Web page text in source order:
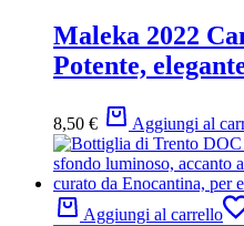
Maleka 2022
Potente,
8,50 € Aggiungi al
Aggiungi al carrello